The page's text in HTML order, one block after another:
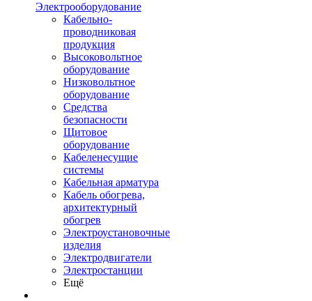
Электрооборудование
Кабельно-
проводниковая
продукция
Высоковольтное
оборудование
Низковольтное
оборудование
Средства
безопасности
Щитовое
оборудование
Кабеленесущие
системы
Кабельная арматура
Кабель обогрева,
архитектурный
обогрев
Электроустановочные
изделия
Электродвигатели
Электростанции
Ещё